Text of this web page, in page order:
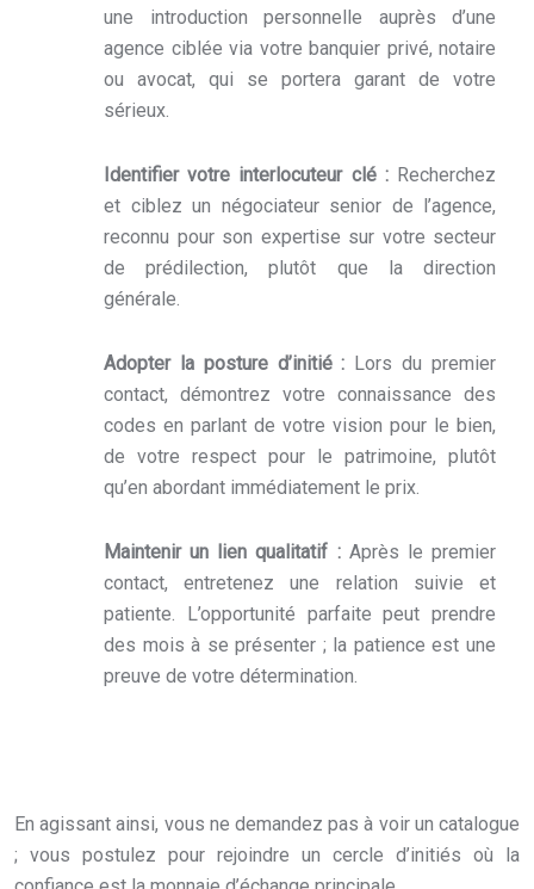
une introduction personnelle auprès d’une
agence ciblée via votre banquier privé, notaire
ou avocat, qui se portera garant de votre
sérieux.
Identifier votre interlocuteur clé :Recherchez
et ciblez un négociateur senior de l’agence,
reconnu pour son expertise sur votre secteur
de prédilection, plutôt que la direction
générale.
Adopter la posture d’initié : Lors du premier
contact, démontrez votre connaissance des
codes en parlant de votre vision pour le bien,
de votre respect pour le patrimoine, plutôt
qu’en abordant immédiatement le prix.
Maintenir un lien qualitatif :Après le premier
contact, entretenez une relation suivie et
patiente. L’opportunité parfaite peut prendre
des mois à se présenter ; la patience est une
preuve de votre détermination.
En agissant ainsi, vous ne demandez pas à voir un catalogue
; vous postulez pour rejoindre un cercle d’initiés où la